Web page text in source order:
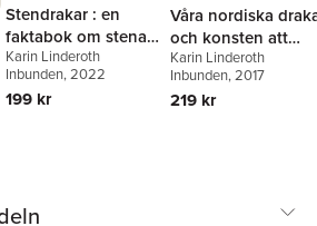
Stendrakar : en
faktabok om stenar,
drakar och ett och
annan mineral
Karin Linderoth
Inbunden, 2022
199 kr
Våra nordiska
och konsten att
spåra dem : efter
fältstudier av
drakforskare sir
Karin Linderoth
Inbunden, 2017
219 kr